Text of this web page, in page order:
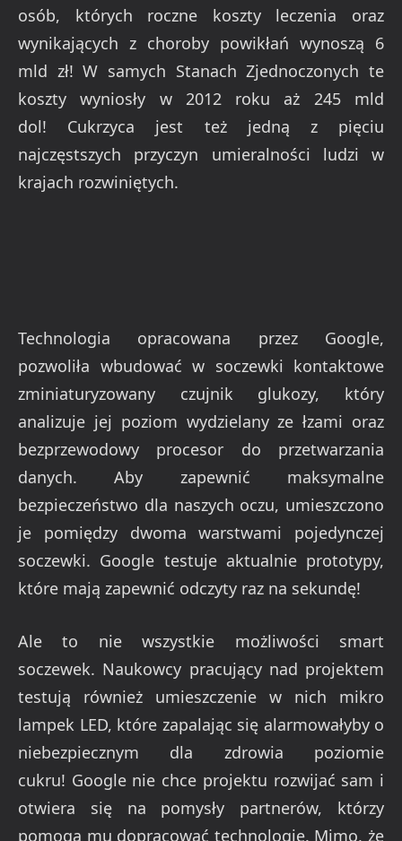
osób, których roczne koszty leczenia oraz
wynikających z choroby powikłań wynoszą 6
mld zł! W samych Stanach Zjednoczonych te
koszty wyniosły w 2012 roku aż 245 mld
dol! Cukrzyca jest też jedną z pięciu
najczęstszych przyczyn umieralności ludzi w
krajach rozwiniętych.
Technologia opracowana przez Google,
pozwoliła wbudować w soczewki kontaktowe
zminiaturyzowany czujnik glukozy, który
analizuje jej poziom wydzielany ze łzami oraz
bezprzewodowy procesor do przetwarzania
danych. Aby zapewnić maksymalne
bezpieczeństwo dla naszych oczu, umieszczono
je pomiędzy dwoma warstwami pojedynczej
soczewki. Google testuje aktualnie prototypy,
które mają zapewnić odczyty raz na sekundę!
Ale to nie wszystkie możliwości smart
soczewek. Naukowcy pracujący nad projektem
testują również umieszczenie w nich mikro
lampek LED, które zapalając się alarmowałyby o
niebezpiecznym dla zdrowia poziomie
cukru! Google nie chce projektu rozwijać sam i
otwiera się na pomysły partnerów, którzy
pomogą mu dopracować technologię. Mimo, że